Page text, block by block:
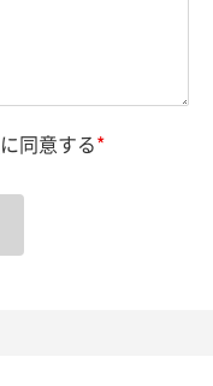
に同意する*